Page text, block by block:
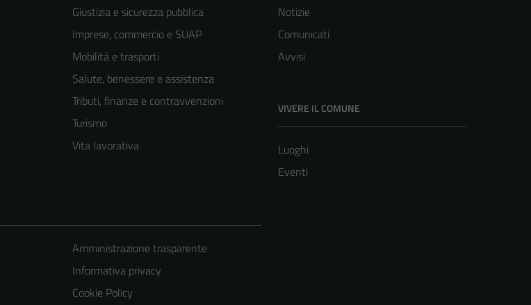
Giustizia e sicurezza pubblica
Imprese, commercio e SUAP
Mobilità e trasporti
Salute, benessere e assistenza
Tributi, finanze e contravvenzioni
Turismo
Vita lavorativa
Notizie
Comunicati
Avvisi
VIVERE IL COMUNE
Luoghi
Eventi
Amministrazione trasparente
Informativa privacy
Cookie Policy